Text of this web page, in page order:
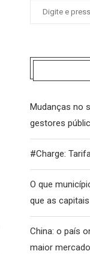
Mudanças no
gestores
#Charge:
O que
que as
China: o país
maior